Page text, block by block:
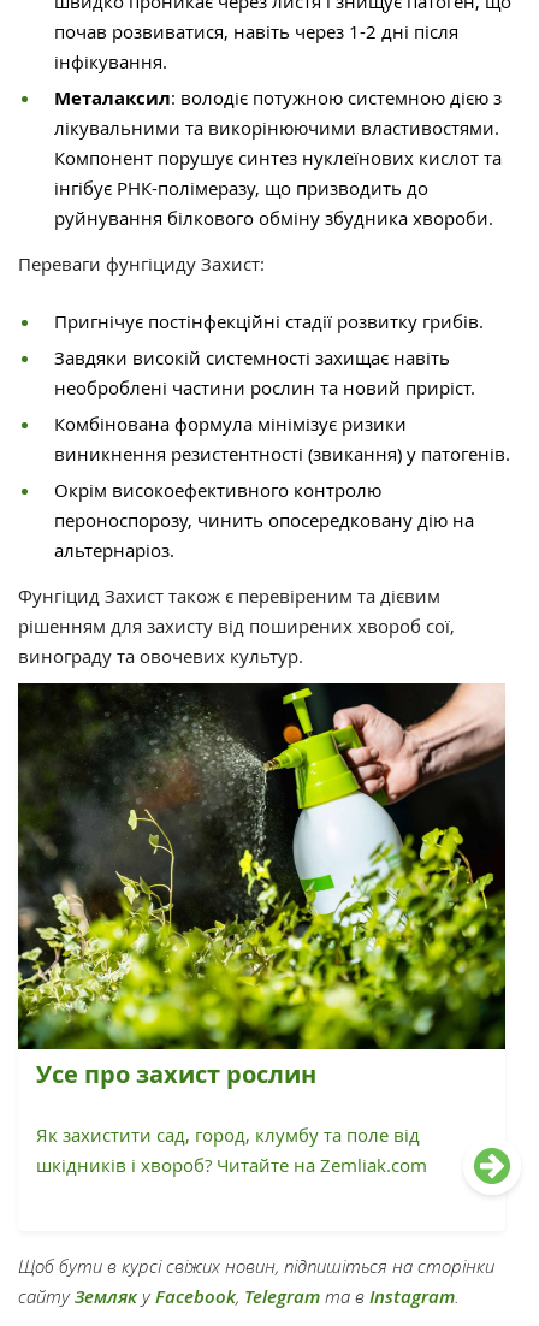
почав розвиватися, навіть через 1-2 дні після
інфікування.
Металаксил: володіє потужною системною дією з
лікувальними та викорінюючими властивостями.
Компонент порушує синтез нуклеїнових кислот та
інгібує РНК-полімеразу, що призводить до
руйнування білкового обміну збудника хвороби.
Переваги фунгіциду Захист:
Пригнічує постінфекційні стадії розвитку грибів.
Завдяки високій системності захищає навіть
необроблені частини рослин та новий приріст.
Комбінована формула мінімізує ризики
виникнення резистентності (звикання) у патогенів.
Окрім високоефективного контролю
пероноспорозу, чинить опосередковану дію на
альтернаріоз.
Фунгіцид Захист також є перевіреним та дієвим
рішенням для захисту від поширених хвороб сої,
винограду та овочевих культур.
Усе про захист рослин
Як захистити сад, город, клумбу та поле від
шкідників і хвороб? Читайте на Zemliak.com
Щоб бути в курсі свіжих новин, підпишіться на сторінки
сайтуЗемлякуFacebook, Telegram та в Instagram.